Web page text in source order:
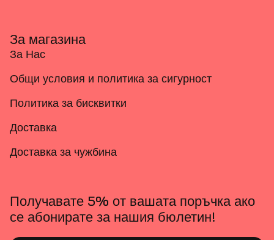
За магазина
За Нас
Общи условия и политика за сигурност
Политика за бисквитки
Доставка
Доставка за чужбина
Получавате 5% от вашата поръчка ако
се абонирате за нашия бюлетин!